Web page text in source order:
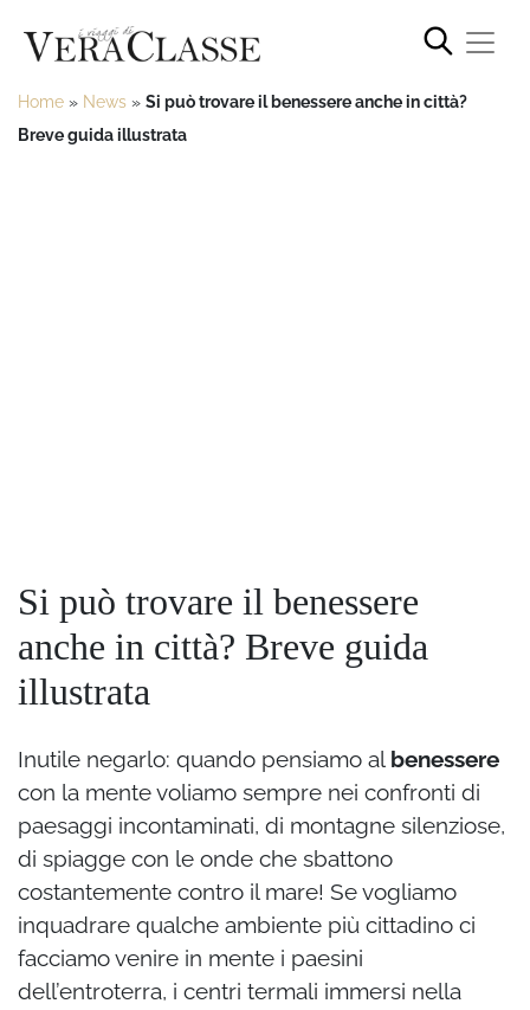
Home » News » Si può trovare il benessere anche in città?
Breve guida illustrata
Si può trovare il benessere
anche in città? Breve guida
illustrata
Inutile negarlo: quando pensiamo al benessere
con la mente voliamo sempre nei confronti di
paesaggi incontaminati, di montagne silenziose,
di spiagge con le onde che sbattono
costantemente contro il mare! Se vogliamo
inquadrare qualche ambiente più cittadino ci
facciamo venire in mente i paesini
dell’entroterra, i centri termali immersi nella